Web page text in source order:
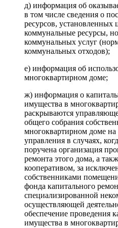
д) информация об
в том числе сведения о
ресурсов, установленных
коммунальные ресурсы,
коммунальных услуг
коммунальных отходов);
е) информация об
многоквартирном доме;
ж) информация о
имущества в
раскрываются
общего собрания
многоквартирном доме на
управления в случаях,
поручена организация
ремонта этого дома, а
кооперативом, за
собственниками
фонда капитального
специализированной
осуществляющей
обеспечение проведения
имущества в